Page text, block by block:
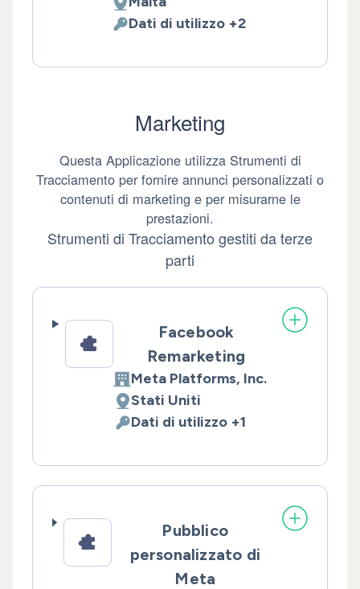
Luogo del trattamento:
Dati Personali trattati:
Dati di utilizzo +2
Marketing
Questa Applicazione utilizza Strumenti di
Tracciamento per fornire annunci personalizzati o
contenuti di marketing e per misurarne le
prestazioni.
Strumenti di Tracciamento gestiti da terze
parti
Facebook
Remarketing
Azienda:
Meta Platforms, Inc.
Luogo del trattamento:
Stati Uniti
Dati Personali trattati:
Dati di utilizzo +1
Pubblico
personalizzato di
Meta